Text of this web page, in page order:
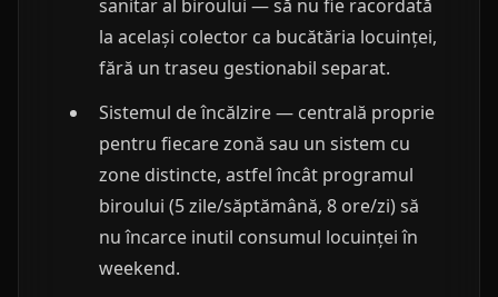
sanitar al biroului — să nu fie racordată
la același colector ca bucătăria locuinței,
fără un traseu gestionabil separat.
Sistemul de încălzire — centrală proprie
pentru fiecare zonă sau un sistem cu
zone distincte, astfel încât programul
biroului (5 zile/săptămână, 8 ore/zi) să
nu încarce inutil consumul locuinței în
weekend.